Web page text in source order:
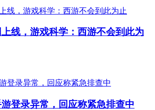
线，游戏科学：西游不会到此为
登录异常，回应称紧急排查中